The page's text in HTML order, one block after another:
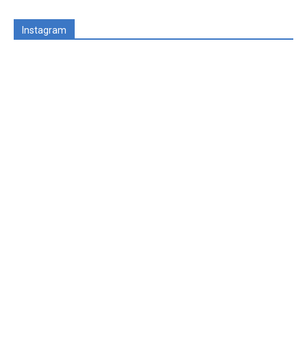
Instagram